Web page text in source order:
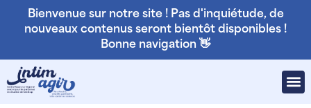
Bienvenue sur notre site ! Pas d'inquiétude, de
nouveaux contenus seront bientôt disponibles !
Bonne navigation 👋